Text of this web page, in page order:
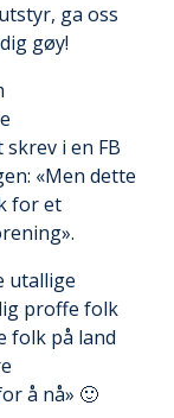
ga oss
gøy!
i en FB
«Men dette
for et
utallige
proffe folk
folk på land
å nå» 🙂